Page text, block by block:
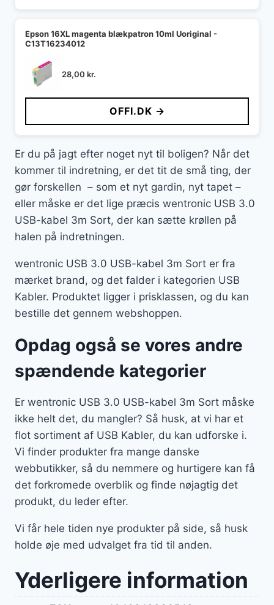
Epson 16XL magenta blækpatron 10ml Uoriginal -
C13T16234012
28,00 kr.
OFFI.DK →
Er du på jagt efter noget nyt til boligen? Når det
kommer til indretning, er det tit de små ting, der
gør forskellen – som et nyt gardin, nyt tapet –
eller måske er det lige præcis wentronic USB 3.0
USB-kabel 3m Sort, der kan sætte krøllen på
halen på indretningen.
wentronic USB 3.0 USB-kabel 3m Sort er fra
mærket brand, og det falder i kategorien USB
Kabler. Produktet ligger i prisklassen, og du kan
bestille det gennem webshoppen.
Opdag også se vores andre
spændende kategorier
Er wentronic USB 3.0 USB-kabel 3m Sort måske
ikke helt det, du mangler? Så husk, at vi har et
flot sortiment af USB Kabler, du kan udforske i.
Vi finder produkter fra mange danske
webbutikker, så du nemmere og hurtigere kan få
det forkromede overblik og finde nøjagtig det
produkt, du leder efter.
Vi får hele tiden nye produkter på side, så husk
holde øje med udvalget fra tid til anden.
Yderligere information